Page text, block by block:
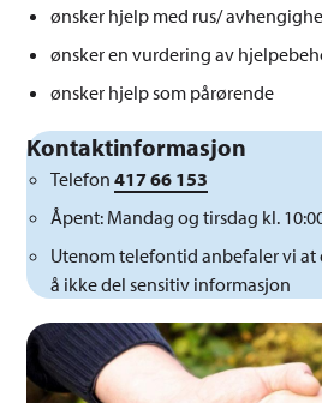
ønsker hjelp med rus/
ønsker en vurdering av
ønsker hjelp som pårørende
Kontaktinformasjon
Telefon417 66 153
Åpent: Mandag og tirsdag kl.
Utenom telefontid anbefaler vi at
å ikke del sensitiv informasjon